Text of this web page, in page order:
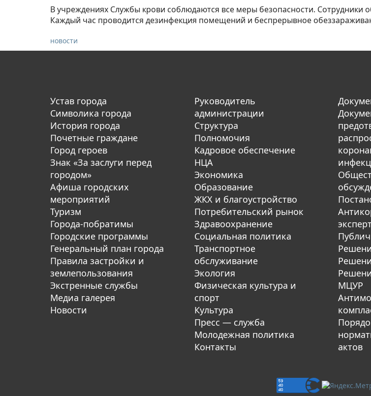
В учреждениях Службы крови соблюдаются все меры безопасности.
Каждый час проводится дезинфекция помещений и беспрерывное
новости
Устав города
Символика города
История города
Почетные граждане
Город героев
Знак «За заслуги перед
городом»
Афиша городских
мероприятий
Туризм
Города-побратимы
Городские программы
Генеральный план города
Правила застройки и
землепользования
Экстренные службы
Медиа галерея
Новости
Руководитель
администрации
Структура
Полномочия
Кадровое обеспечение
НЦА
Экономика
Образование
ЖКХ и благоустройство
Потребительский рынок
Здравоохранение
Социальная политика
Транспортное
обслуживание
Экология
Физическая культура и
спорт
Культура
Пресс — служба
Молодежная политика
Контакты
МЦУР
актов